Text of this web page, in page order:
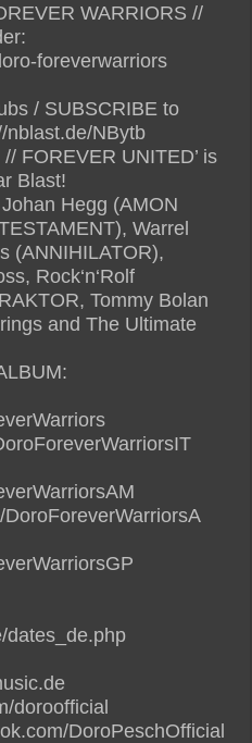
WARRIORS //
foreverwarriors
/ SUBSCRIBE to
nblast.de/NBytb
FOREVER UNITED’ is
Blast!
Hegg (AMON
Warrel
(ANNIHILATOR),
Rock‘n‘Rolf
Tommy Bolan
and The Ultimate
dates_de.php
doroofficial
DoroPeschOfficial